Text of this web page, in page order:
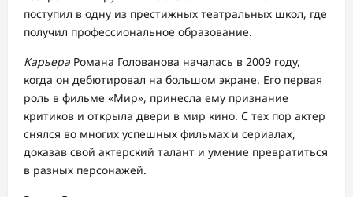
поступил в одну из престижных театральных школ, где
получил профессиональное образование.
Карьера Романа Голованова началась в 2009 году,
когда он дебютировал на большом экране. Его первая
роль в фильме «Мир», принесла ему признание
критиков и открыла двери в мир кино. С тех пор актер
снялся во многих успешных фильмах и сериалах,
доказав свой актерский талант и умение превратиться
в разных персонажей.